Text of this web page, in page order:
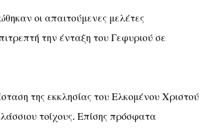
οι απαιτούμενες μελέτες
την ένταξη του Γεφυριού σε
της εκκλησίας του Ελκομένου Χριστού
τοίχους. Επίσης πρόσφατα